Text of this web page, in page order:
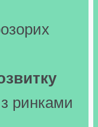
з ринками